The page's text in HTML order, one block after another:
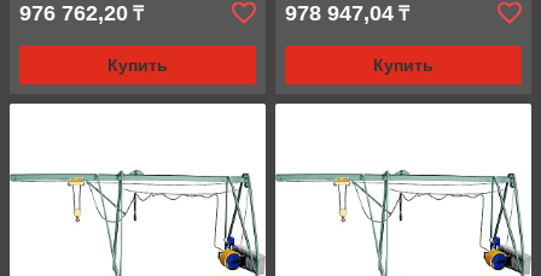
976 762,20 ₸
Купить
978 947,04 ₸
Купить